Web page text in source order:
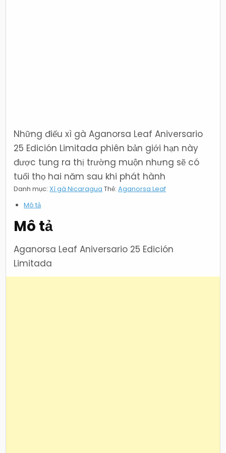
Những điếu xì gà Aganorsa Leaf Aniversario
25 Edición Limitada phiên bản giới hạn này
được tung ra thị trường muộn nhưng sẽ có
tuổi thọ hai năm sau khi phát hành
Danh mục:Xì gà Nicaragua Thẻ:Aganorsa Leaf
Mô tả
Mô tả
Aganorsa Leaf Aniversario 25 Edición
Limitada